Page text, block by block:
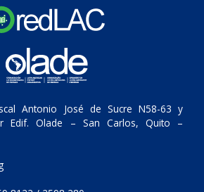
Antonio José de Sucre N58-63 y
Edif. Olade – San Carlos, Quito –